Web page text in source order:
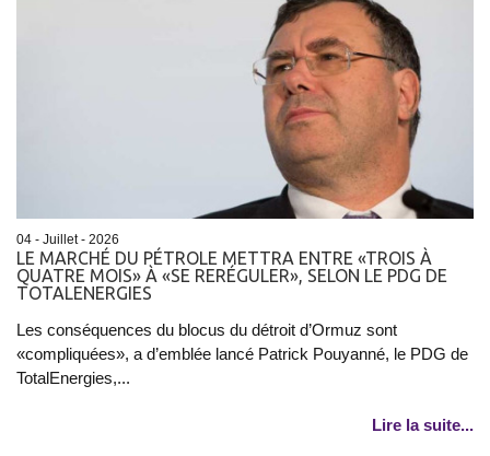
04 - Juillet - 2026
LE MARCHÉ DU PÉTROLE METTRA ENTRE «TROIS À
QUATRE MOIS» À «SE RERÉGULER», SELON LE PDG DE
TOTALENERGIES
Les conséquences du blocus du détroit d’Ormuz sont
«compliquées», a d’emblée lancé Patrick Pouyanné, le PDG de
TotalEnergies,...
Lire la suite...